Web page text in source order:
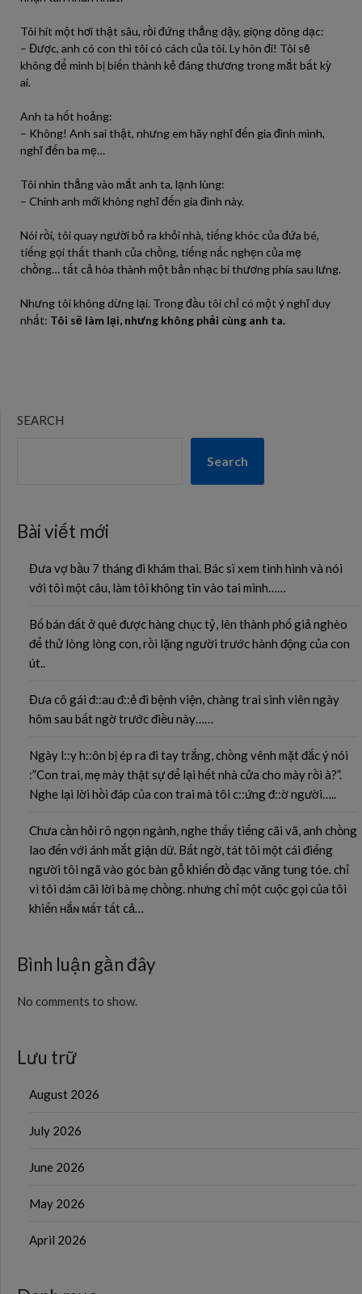
Tôi hít một hơi thật sâu, rồi đứng thẳng dậy, giọng dõng dạc:
– Được, anh có con thì tôi có cách của tôi. Ly hôn đi! Tôi sẽ
không để mình bị biến thành kẻ đáng thương trong mắt bất kỳ
ai.
Anh ta hốt hoảng:
– Không! Anh sai thật, nhưng em hãy nghĩ đến gia đình mình,
nghĩ đến ba mẹ…
Tôi nhìn thẳng vào mắt anh ta, lạnh lùng:
– Chính anh mới không nghĩ đến gia đình này.
Nói rồi, tôi quay người bỏ ra khỏi nhà, tiếng khóc của đứa bé,
tiếng gọi thất thanh của chồng, tiếng nấc nghẹn của mẹ
chồng… tất cả hòa thành một bản nhạc bi thương phía sau lưng.
Nhưng tôi không dừng lại. Trong đầu tôi chỉ có một ý nghĩ duy
nhất: Tôi sẽ làm lại, nhưng không phải cùng anh ta.
SEARCH
Search
Bài viết mới
Đưa vợ bầu 7 tháng đi khám thai. Bác sĩ xem tình hình và nói
với tôi một câu, làm tôi không tin vào tai mình……
Bố bán đất ở quê được hàng chục tỷ, lên thành phố giả nghèo
để thử lòng lòng con, rồi lặng người trước hành động của con
út..
Đưa cô gái đ::au đ::ẻ đi bệnh viện, chàng trai sinh viên ngày
hôm sau bất ngờ trước điều này……
Ngày l::y h::ôn bị ép ra đi tay trắng, chồng vênh mặt đắc ý nói
:”Con trai, mẹ mày thật sự để lại hết nhà cửa cho mày rồi à?”.
Nghe lại lời hồi đáp của con trai mà tôi c::ứng đ::ờ người…..
Chưa cần hỏi rõ ngọn ngành, nghe thấy tiếng cãi vã, anh chồng
lao đến với ánh mắt giận dữ. Bất ngờ, tát tôi một cái điếng
người tôi ngã vào góc bàn gỗ khiến đồ đạc văng tung tóe. chỉ
vì tôi dám cãi lời bà mẹ chồng. nhưng chỉ một cuộc gọi của tôi
khiến ʜắɴ ᴍấᴛ tất cả…
Bình luận gần đây
No comments to show.
Lưu trữ
August 2026
July 2026
June 2026
May 2026
April 2026